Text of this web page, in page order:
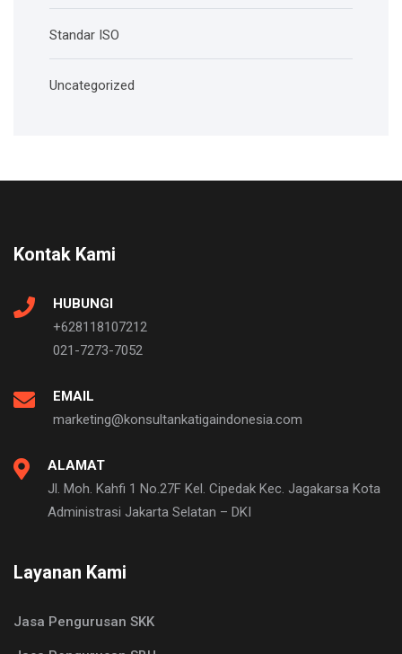
Standar ISO
Uncategorized
Kontak Kami
HUBUNGI
+628118107212
021-7273-7052
EMAIL
marketing@konsultankatigaindonesia.com
ALAMAT
Jl. Moh. Kahfi 1 No.27F Kel. Cipedak Kec. Jagakarsa Kota
Administrasi Jakarta Selatan – DKI
Layanan Kami
Jasa Pengurusan SKK